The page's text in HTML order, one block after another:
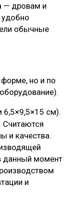
— дровам и
обычные
но и по
6,5×9,5×15 см).
Считаются
и качества.
данный момент
и